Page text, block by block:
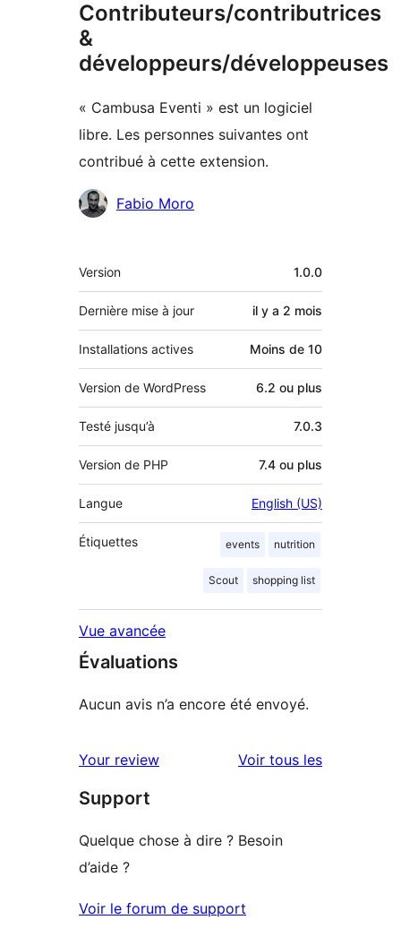
Contributeurs/contributrices
&
développeurs/développeuses
« Cambusa Eventi » est un logiciel
libre. Les personnes suivantes ont
contribué à cette extension.
Contributeurs
Fabio Moro
Méta
Version 1.0.0
Dernière mise à jour il y a 2 mois
Installations actives Moins de 10
Version de WordPress 6.2 ou plus
Testé jusqu’à 7.0.3
Version de PHP 7.4 ou plus
Langue English (US)
Étiquettes events nutrition
Scout shopping list
Vue avancée
Évaluations
Aucun avis n’a encore été envoyé.
Your review Voir tous lesavis
Support
Quelque chose à dire ? Besoin
d’aide ?
Voir le forum de support